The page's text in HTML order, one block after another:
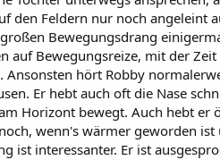
Feldern nur noch angeleint
Bewegungsdrang
Bewegungsreize, mit der
hört Robby
Er hebt auch oft die Nase
Horizont bewegt. Auch hebt
wenn's wärmer geworden
interessanter. Er ist